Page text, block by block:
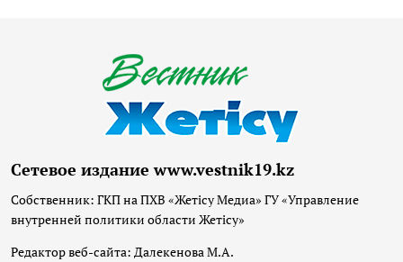
Сетевое издание www.vestnik19.kz
Собственник: ГКП на ПХВ «Жетісу Медиа» ГУ «Управление
внутренней политики области Жетісу»
Редактор веб-сайта: Далекенова М.А.